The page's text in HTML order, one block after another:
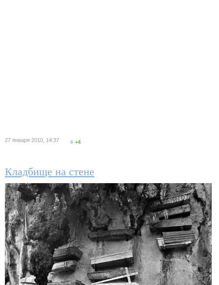
27 января 2010, 14:37 4 +4
Кладбище на стене